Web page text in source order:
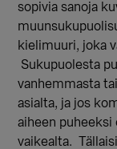
sopivia sanoja
kielimuuri, joka
Sukupuolesta
vanhemmasta
asialta, ja jos
aiheen
vaikealta.